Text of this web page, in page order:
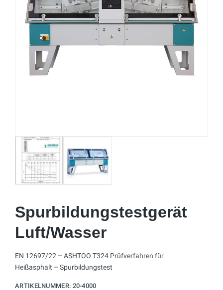
Spurbildungstestgerät
Luft/Wasser
EN 12697/22 – ASHTOO T324 Prüfverfahren für
Heißasphalt – Spurbildungstest
ARTIKELNUMMER: 20-4000